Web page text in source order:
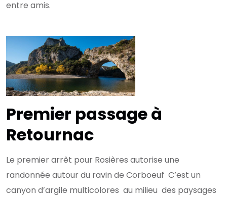
entre amis.
Premier passage à
Retournac
Le premier arrêt pour Rosières autorise une
randonnée autour du ravin de Corboeuf C’est un
canyon d’argile multicolores au milieu des paysages